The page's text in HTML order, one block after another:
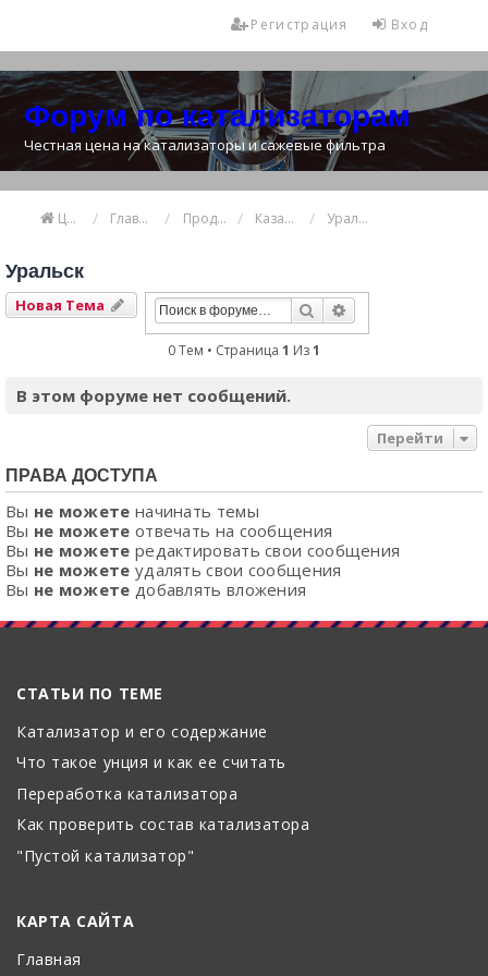
Вход
Регистрация
Форум по катализаторам
Честная цена на катализаторы и сажевые фильтра
Цена катализатора Главная Продажа и покупка катализаторов Казахстан Уральск
Уральск
Новая Тема Поиск
0 Тем • Страница 1 Из1
В этом форуме нет сообщений.
Перейти
ПРАВА ДОСТУПА
Вы не можете начинать темы
Вы не можете отвечать на сообщения
Вы не можете редактировать свои сообщения
Вы не можете удалять свои сообщения
Вы не можете добавлять вложения
СТАТЬИ ПО ТЕМЕ
Катализатор и его содержание
Что такое унция и как ее считать
Переработка катализатора
Как проверить состав катализатора
"Пустой катализатор"
КАРТА САЙТА
Главная